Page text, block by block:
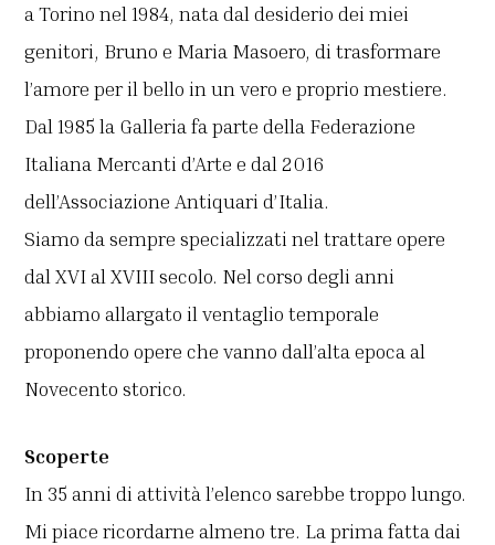
a Torino nel 1984, nata dal desiderio dei miei
genitori, Bruno e Maria Masoero, di trasformare
l’amore per il bello in un vero e proprio mestiere.
Dal 1985 la Galleria fa parte della Federazione
Italiana Mercanti d’Arte e dal 2016
dell’Associazione Antiquari d’Italia.
Siamo da sempre specializzati nel trattare opere
dal XVI al XVIII secolo. Nel corso degli anni
abbiamo allargato il ventaglio temporale
proponendo opere che vanno dall’alta epoca al
Novecento storico.
Scoperte
In 35 anni di attività l’elenco sarebbe troppo lungo.
Mi piace ricordarne almeno tre. La prima fatta dai